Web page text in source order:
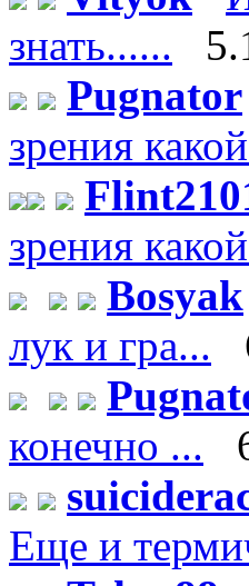
знать......
Pugnator
зрения
зрения
Bosyak
лук и гра...
конечно ...
Еще и